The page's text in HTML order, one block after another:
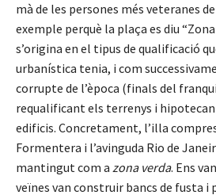
mà de les persones més veteranes
exemple perquè la plaça es diu “Zona
s’origina en el tipus de qualificació
urbanística tenia, i com
corrupte de l’època (finals del
requalificant els terrenys i
edificis. Concretament, l’illa
Formentera i l’avinguda Rio de
mantingut com a zona verda. Ens
veïnes van construir bancs de fusta